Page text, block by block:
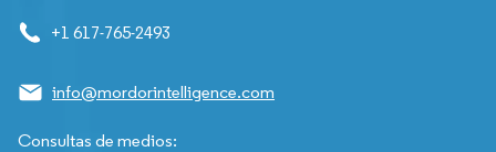
+1 617-765-2493
info@mordorintelligence.com
Consultas de medios: